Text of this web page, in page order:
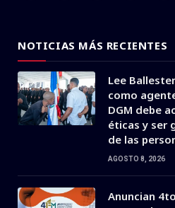
NOTICIAS MÁS RECIENTES
Lee
como
DGM debe
éticas y ser
de las
AGOSTO 8, 2026
Anuncian